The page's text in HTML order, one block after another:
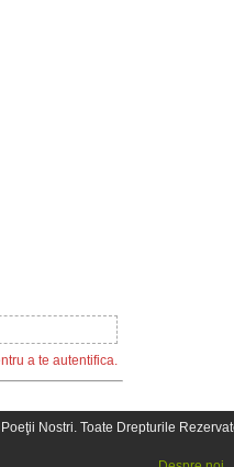
a te autentifica.
Nostri. Toate Drepturile